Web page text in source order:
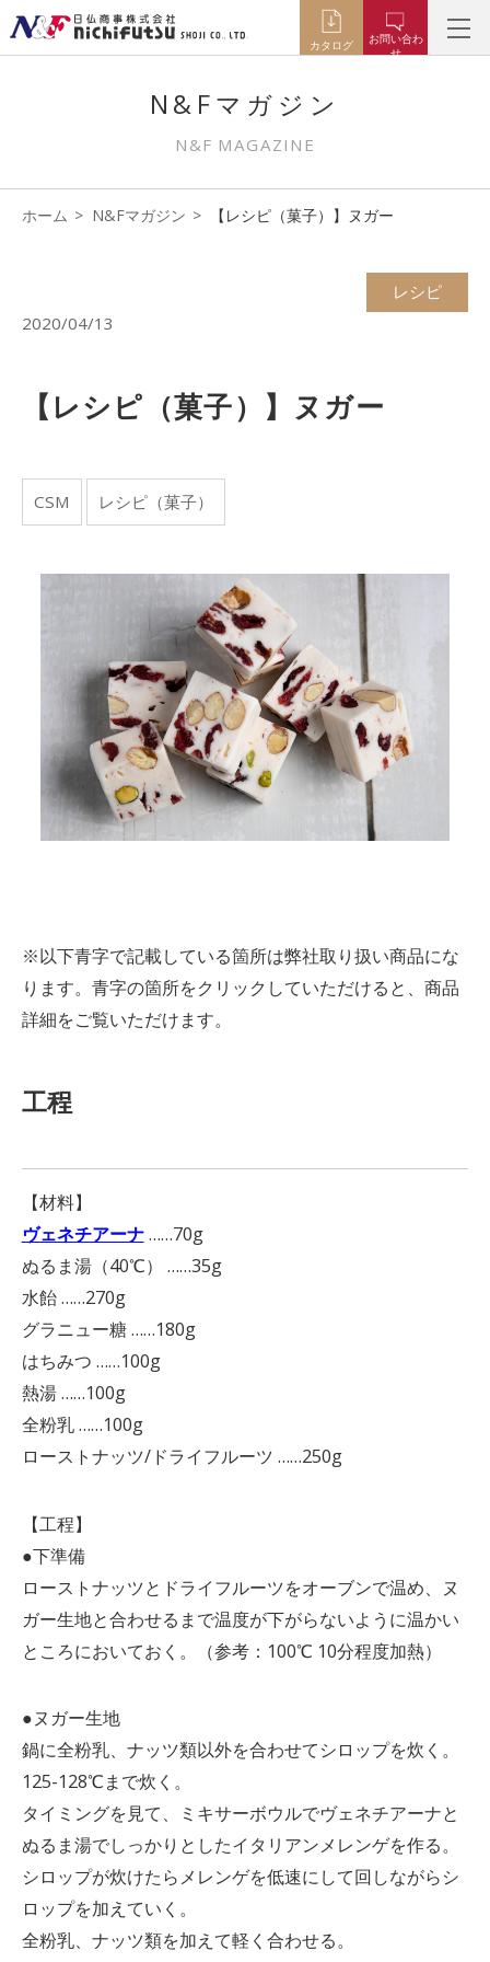
カタログ
お問い合わ
せ
N&Fマガジン
N&F MAGAZINE
ホーム N&Fマガジン 【レシピ（菓子）】ヌガー
レシピ
2020/04/13
【レシピ（菓子）】ヌガー
CSM レシピ（菓子）
※以下青字で記載している箇所は弊社取り扱い商品にな
ります。青字の箇所をクリックしていただけると、商品
詳細をご覧いただけます。
工程
【材料】
ヴェネチアーナ……70g
ぬるま湯（40℃） ……35g
水飴 ……270g
グラニュー糖 ……180g
はちみつ ……100g
熱湯 ……100g
全粉乳 ……100g
ローストナッツ/ドライフルーツ ……250g
【工程】
●下準備
ローストナッツとドライフルーツをオーブンで温め、ヌ
ガー生地と合わせるまで温度が下がらないように温かい
ところにおいておく。（参考：100℃ 10分程度加熱）
●ヌガー生地
鍋に全粉乳、ナッツ類以外を合わせてシロップを炊く。
125-128℃まで炊く。
タイミングを見て、ミキサーボウルでヴェネチアーナと
ぬるま湯でしっかりとしたイタリアンメレンゲを作る。
シロップが炊けたらメレンゲを低速にして回しながらシ
ロップを加えていく。
全粉乳、ナッツ類を加えて軽く合わせる。